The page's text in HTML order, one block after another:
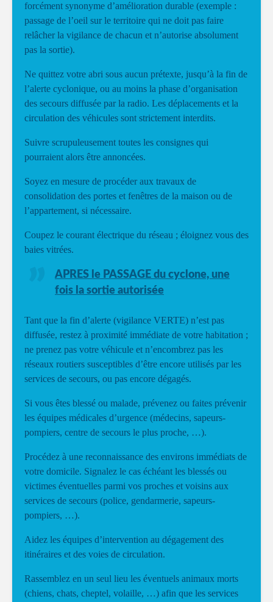
forcément synonyme d’amélioration durable (exemple :
passage de l’oeil sur le territoire qui ne doit pas faire
relâcher la vigilance de chacun et n’autorise absolument
pas la sortie).
Ne quittez votre abri sous aucun prétexte, jusqu’à la fin de
l’alerte cyclonique, ou au moins la phase d’organisation
des secours diffusée par la radio. Les déplacements et la
circulation des véhicules sont strictement interdits.
Suivre scrupuleusement toutes les consignes qui
pourraient alors être annoncées.
Soyez en mesure de procéder aux travaux de
consolidation des portes et fenêtres de la maison ou de
l’appartement, si nécessaire.
Coupez le courant électrique du réseau ; éloignez vous des
baies vitrées.
APRES le PASSAGE du cyclone, une
fois la sortie autorisée
Tant que la fin d’alerte (vigilance VERTE) n’est pas
diffusée, restez à proximité immédiate de votre habitation ;
ne prenez pas votre véhicule et n’encombrez pas les
réseaux routiers susceptibles d’être encore utilisés par les
services de secours, ou pas encore dégagés.
Si vous êtes blessé ou malade, prévenez ou faites prévenir
les équipes médicales d’urgence (médecins, sapeurs-
pompiers, centre de secours le plus proche, …).
Procédez à une reconnaissance des environs immédiats de
votre domicile. Signalez le cas échéant les blessés ou
victimes éventuelles parmi vos proches et voisins aux
services de secours (police, gendarmerie, sapeurs-
pompiers, …).
Aidez les équipes d’intervention au dégagement des
itinéraires et des voies de circulation.
Rassemblez en un seul lieu les éventuels animaux morts
(chiens, chats, cheptel, volaille, …) afin que les services